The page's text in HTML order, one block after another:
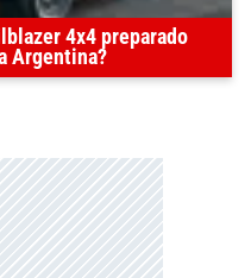
4x4 preparado
Argentina?